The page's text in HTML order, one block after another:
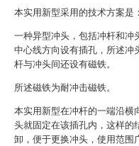
本实用新型采用的技术方案是：
一种异型冲头，包括冲杆和冲
中心线方向设有插孔，所述冲
杆与冲头间还设有磁铁。
所述磁铁为耐冲击磁铁。
本实用新型在冲杆的一端沿横
头就固定在该插孔内，这样的
卸，便于更换冲头，使用范围